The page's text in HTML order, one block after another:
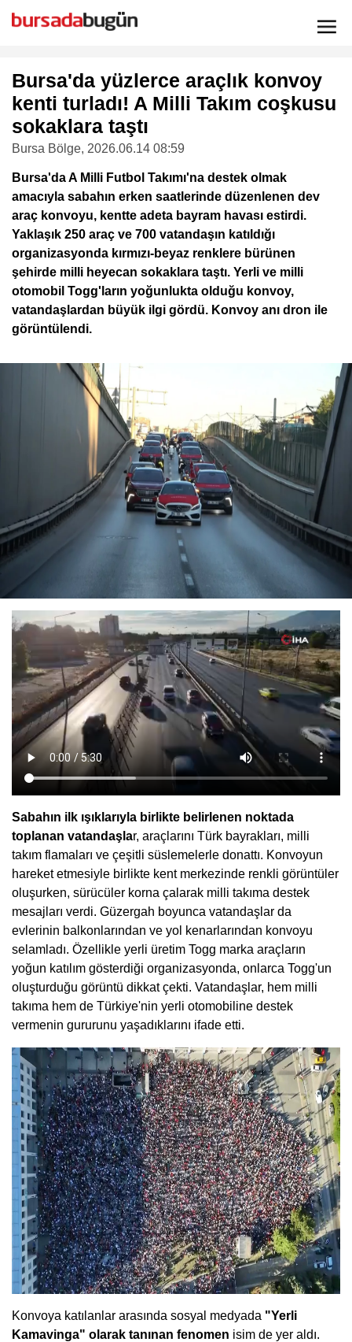
Bursa'da yüzlerce araçlık konvoy
kenti turladı! A Milli Takım coşkusu
sokaklara taştı
Bursa Bölge, 2026.06.14 08:59
Bursa'da A Milli Futbol Takımı'na destek olmak
amacıyla sabahın erken saatlerinde düzenlenen dev
araç konvoyu, kentte adeta bayram havası estirdi.
Yaklaşık 250 araç ve 700 vatandaşın katıldığı
organizasyonda kırmızı-beyaz renklere bürünen
şehirde milli heyecan sokaklara taştı. Yerli ve milli
otomobil Togg'ların yoğunlukta olduğu konvoy,
vatandaşlardan büyük ilgi gördü. Konvoy anı dron ile
görüntülendi.
Sabahın ilk ışıklarıyla birlikte belirlenen noktada
toplanan vatandaşlar, araçlarını Türk bayrakları, milli
takım flamaları ve çeşitli süslemelerle donattı. Konvoyun
hareket etmesiyle birlikte kent merkezinde renkli görüntüler
oluşurken, sürücüler korna çalarak milli takıma destek
mesajları verdi. Güzergah boyunca vatandaşlar da
evlerinin balkonlarından ve yol kenarlarından konvoyu
selamladı. Özellikle yerli üretim Togg marka araçların
yoğun katılım gösterdiği organizasyonda, onlarca Togg'un
oluşturduğu görüntü dikkat çekti. Vatandaşlar, hem milli
takıma hem de Türkiye'nin yerli otomobiline destek
vermenin gururunu yaşadıklarını ifade etti.
Konvoya katılanlar arasında sosyal medyada "Yerli
Kamavinga" olarak tanınan fenomen isim de yer aldı.